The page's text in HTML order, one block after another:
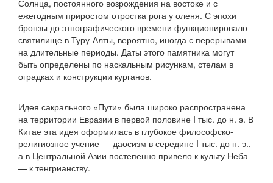
Солнца, постоянного возрождения на востоке и с
ежегодным приростом отростка рога у оленя. С эпохи
бронзы до этнографического времени функционировало
святилище в Туру-Алты, вероятно, иногда с перерывами
на длительные периоды. Даты этого памятника могут
быть определены по наскальным рисункам, стелам в
оградках и конструкции курганов.
Идея сакрального «Пути» была широко распространена
на территории Евразии в первой половине I тыс. до н. э. В
Китае эта идея оформилась в глубокое философско-
религиозное учение — даосизм в середине I тыс. до н. э.,
а в Центральной Азии постепенно привело к культу Неба
— к тенгрианству.